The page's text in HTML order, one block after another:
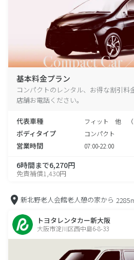
基本料金プラン
コンパクトのレンタル、お得な割引料
店舗お電話ください。
代表車種 フィット 他 （
ボディタイプ コンパクト
営業時間 07:00-22:00
6時間まで6,270円
免責補償1,430円
新北野老人会館老人憩の家から
トヨタレンタカー新大阪
大阪市淀川区西中島6-8-33